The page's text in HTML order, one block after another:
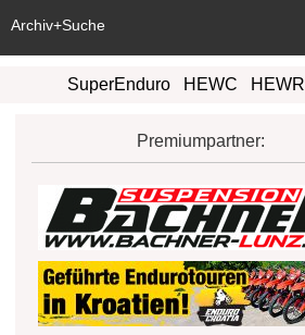
Archiv+Suche
SuperEnduro HEWC HEWR
Premiumpartner: